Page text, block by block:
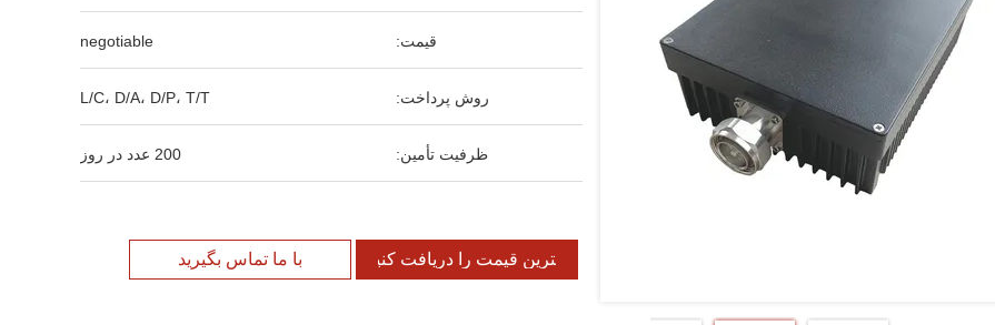
قیمت: negotiable
روش پرداخت: L/C، D/A، D/P، T/T
ظرفیت تأمین: 200 عدد در روز
بهترین قیمت را دریافت کنید با ما تماس بگیرید